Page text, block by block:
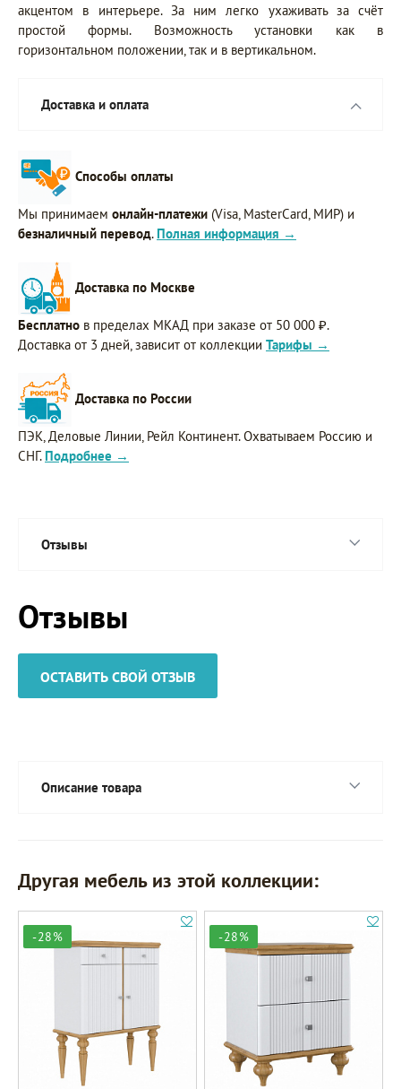
акцентом в интерьере. За ним легко ухаживать за счёт
простой формы. Возможность установки как в
горизонтальном положении, так и в вертикальном.
Доставка и оплата
Способы оплаты
Мы принимаем онлайн-платежи (Visa, MasterCard, МИР) и
безналичный перевод. Полная информация →
Доставка по Москве
Бесплатно в пределах МКАД при заказе от 50 000 ₽.
Доставка от 3 дней, зависит от коллекции Тарифы →
Доставка по России
ПЭК, Деловые Линии, Рейл Континент. Охватываем Россию и
СНГ. Подробнее →
Отзывы
Отзывы
ОСТАВИТЬ СВОЙ ОТЗЫВ
Описание товара
Другая мебель из этой коллекции:
-28% -28%